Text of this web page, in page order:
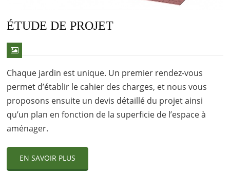
ÉTUDE DE PROJET
Chaque jardin est unique. Un premier rendez-vous
permet d’établir le cahier des charges, et nous vous
proposons ensuite un devis détaillé du projet ainsi
qu’un plan en fonction de la superficie de l’espace à
aménager.
EN SAVOIR PLUS